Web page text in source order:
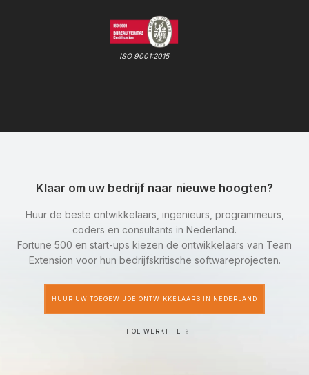
ISO 9001:2015
Klaar om uw bedrijf naar nieuwe hoogten?
Huur de beste ontwikkelaars, ingenieurs, programmeurs,
coders en consultants in Nederland.
Fortune 500 en start-ups kiezen de ontwikkelaars van Team
Extension voor hun bedrijfskritische softwareprojecten.
HUUR UW TOEGEWIJDE ONTWIKKELAARS IN NEDERLAND
HOE WERKT HET?